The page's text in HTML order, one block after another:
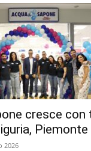
cresce con
Piemonte
2026